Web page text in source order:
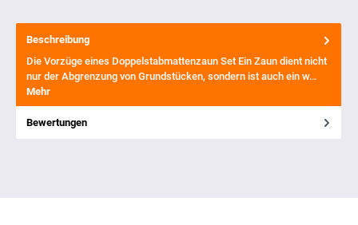
Beschreibung
Die Vorzüge eines Doppelstabmattenzaun Set Ein Zaun dient nicht
nur der Abgrenzung von Grundstücken, sondern ist auch ein w…
Mehr
Bewertungen